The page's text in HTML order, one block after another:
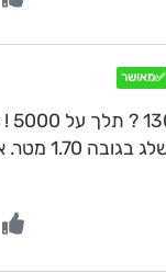
✅מאושר
ולפחות